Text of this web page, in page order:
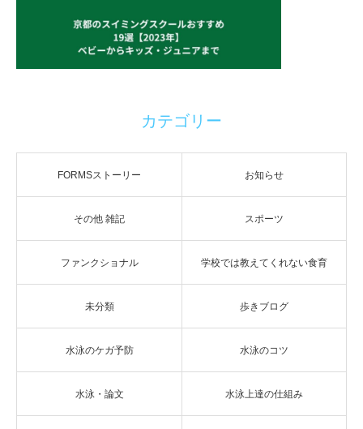
カテゴリー
FORMSストーリー お知らせ
その他 雑記 スポーツ
ファンクショナル 学校では教えてくれない食育
未分類 歩きブログ
水泳のケガ予防 水泳のコツ
水泳・論文 水泳上達の仕組み